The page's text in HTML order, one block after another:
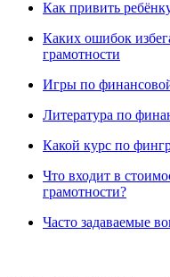
Как привить
Каких ошибок
грамотности
Игры по
Литература по
Какой курс по
Что входит в
грамотности?
Часто задаваемые